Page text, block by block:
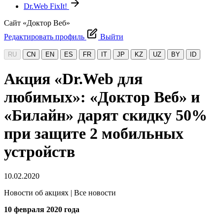
Dr.Web FixIt!
Сайт «Доктор Веб»
Редактировать профиль
Выйти
RU CN EN ES FR IT JP KZ UZ BY ID
Акция «Dr.Web для
любимых»: «Доктор Веб» и
«Билайн» дарят скидку 50%
при защите 2 мобильных
устройств
10.02.2020
Новости об акциях | Все новости
10 февраля 2020 года